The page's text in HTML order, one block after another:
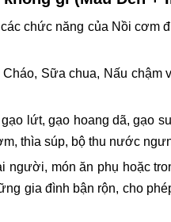
chức năng của Nồi cơm
Sữa chua, Nấu chậm
lứt, gạo hoang dã, gạo
thìa súp, bộ thu nước
món ăn phụ hoặc
gia đình bận rộn, cho